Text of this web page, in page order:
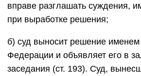
вправе разглашать суждения,
при выработке решения;
б) суд выносит решение именем
Федерации и объявляет его в
заседания (ст. 193). Суд,